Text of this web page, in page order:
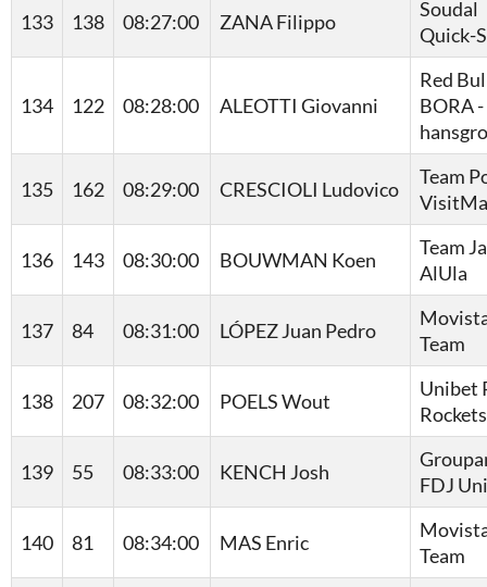
133 138 08:27:00 ZANA Filippo
Soudal
Quick-
134 122 08:28:00 ALEOTTI Giovanni
Red
BORA -
135 162 08:29:00 CRESCIOLI Ludovico
Team
136 143 08:30:00 BOUWMAN Koen
Team
AlUla
137 84 08:31:00 LÓPEZ Juan Pedro
Team
138 207 08:32:00 POELS Wout
Unibet
Rockets
139 55 08:33:00 KENCH Josh
FDJ
140 81 08:34:00 MAS Enric
Team